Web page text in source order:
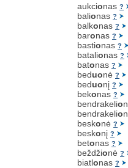
aukcionas ?
balionas ?
balkonas ?
baronas ?
bastionas ?
batalionas ?
batonas ?
beduonė ?
beduonį ?
bekonas ?
bendrakelio
bendrakelio
beskonė ?
beskonį ?
betonas ?
beždžionė ?
biatlonas ?